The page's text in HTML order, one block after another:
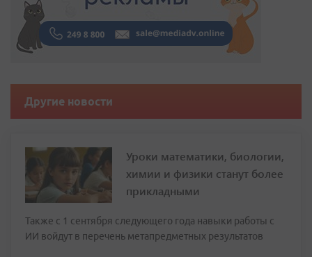
Другие новости
Уроки математики, биологии,
химии и физики станут более
прикладными
Также с 1 сентября следующего года навыки работы с
ИИ войдут в перечень метапредметных результатов